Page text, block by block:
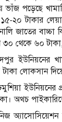
পড়েছে
২০ টাকার
জাতের
৩০ থেকে ৬০
লোকসান
অথচ